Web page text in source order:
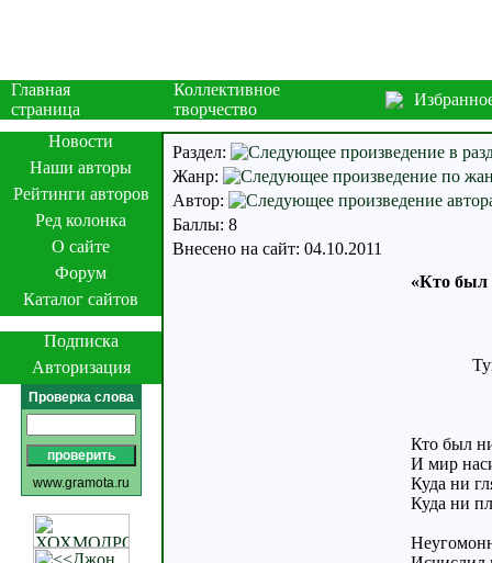
Главная
страница
Коллективное
творчество
Новости
Наши авторы
Рейтинги авторов
Ред колонка
О сайте
Форум
Каталог сайтов
Подписка
Авторизация
Проверка слова
www.gramota.ru
Раздел:
Жанр:
Автор:
Баллы: 8
Внесено на сайт: 04.10.2011
«Кто был
Tyr’d
Кто был
И мир
Куда ни
Куда ни